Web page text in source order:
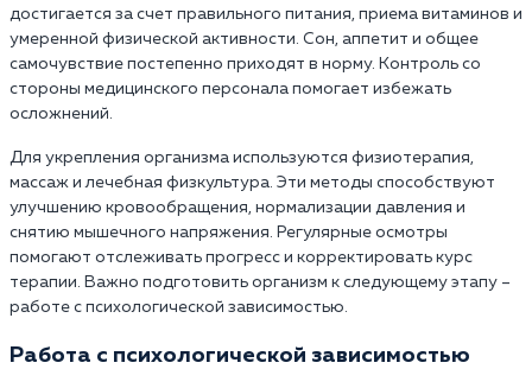
достигается за счет правильного питания, приема витаминов и
умеренной физической активности. Сон, аппетит и общее
самочувствие постепенно приходят в норму. Контроль со
стороны медицинского персонала помогает избежать
осложнений.
Для укрепления организма используются физиотерапия,
массаж и лечебная физкультура. Эти методы способствуют
улучшению кровообращения, нормализации давления и
снятию мышечного напряжения. Регулярные осмотры
помогают отслеживать прогресс и корректировать курс
терапии. Важно подготовить организм к следующему этапу –
работе с психологической зависимостью.
Работа с психологической зависимостью